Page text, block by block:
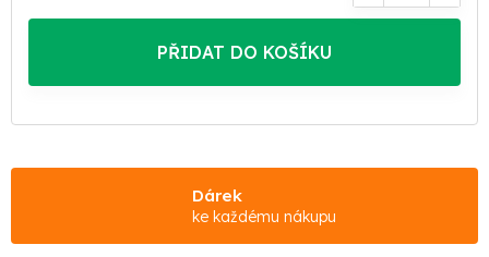
cena:
PŘIDAT DO KOŠÍKU
Dárek
ke každému nákupu